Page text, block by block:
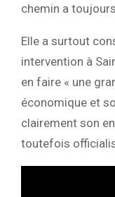
chemin a
Elle a surtout
intervention à
en faire « une
économique et
clairement son
toutefois